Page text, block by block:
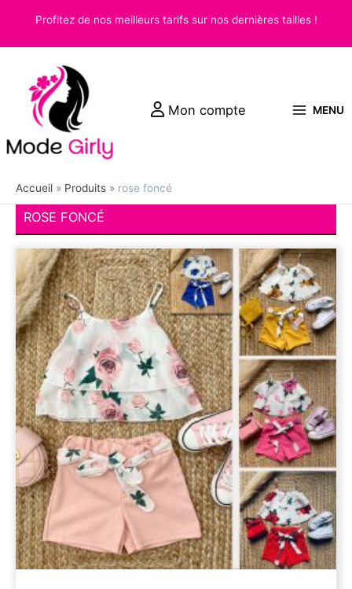
Profitez de nos meilleurs tarifs sur nos dernières tailles !
Mon compte MENU
Accueil Produits rose foncé
ROSE FONCÉ